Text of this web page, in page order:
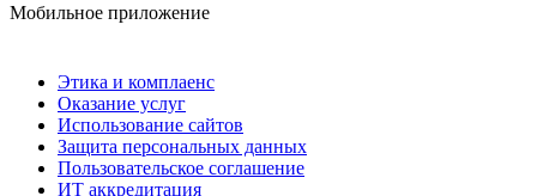
Мобильное приложение
Этика и комплаенс
Оказание услуг
Использование сайтов
Защита персональных данных
Пользовательское соглашение
ИТ аккредитация